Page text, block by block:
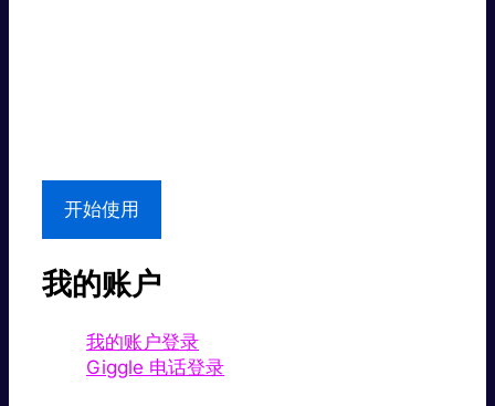
开始使用
我的账户
我的账户登录
Giggle 电话登录